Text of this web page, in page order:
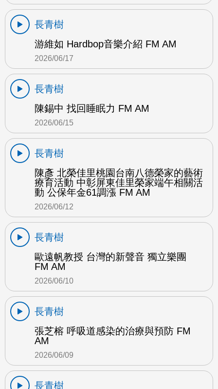
長青樹
游維如 Hardbop音樂介紹 FM AM
2026/06/17
長青樹
陳錫中 找回睡眠力 FM AM
2026/06/15
長青樹
陳彥 北榮佳里桃園台南八德榮家的藝術
療育活動 中彰屏東佳里榮家端午相關活
動 公保年金61調漲 FM AM
2026/06/12
長青樹
歐遠帆教授 台灣的新聲音 獨立樂團
FM AM
2026/06/10
長青樹
張芝榕 呼吸道感染的治療與預防 FM
AM
2026/06/09
長青樹